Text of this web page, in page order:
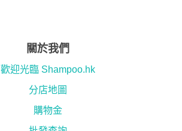
關於我們
歡迎光臨 Shampoo.hk
分店地圖
購物金